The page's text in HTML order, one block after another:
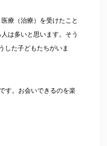
療（治療）を受けたこと
は多いと思います。そう
した子どもたちがいま
す。お会いできるのを楽